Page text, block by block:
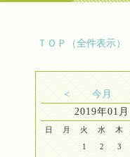
ＴＯＰ（全件表示）
＜ 今月
2019年01月
日 月 火 水 木
1
2 3